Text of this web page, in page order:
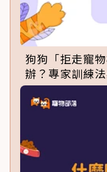
狗狗「拒走寵
辦？專家訓練